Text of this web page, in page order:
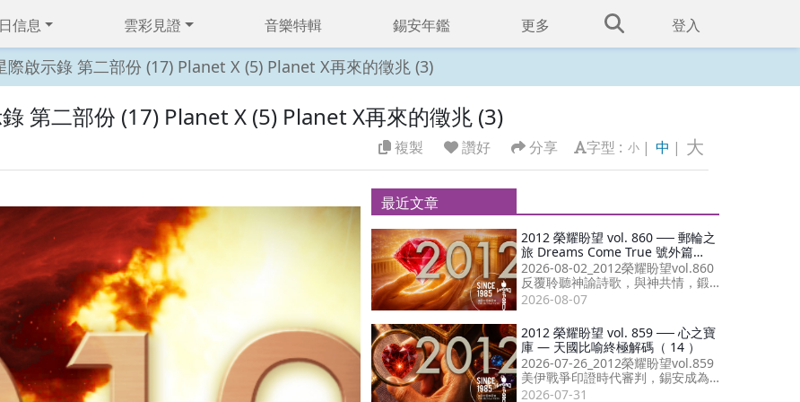
信息 雲彩見證 音樂特輯 錫安年鑑 更多 登入
啟示錄 第二部份 (17) Planet X (5) Planet X再來的徵兆 (3)
第二部份 (17) Planet X (5) Planet X再來的徵兆 (3)
複製 讚好 分享 字型 : 小 | 中 | 大
最近文章
2012 榮耀盼望 vol. 860 ── 郵輪之
旅 Dreams Come True 號外篇
（21）
2026-08-02_2012榮耀盼望vol.860
反覆聆聽神諭詩歌，與神共情，鍛
造出質量為先的信仰生命，與受膏
2026-08-07
2012 榮耀盼望 vol. 859 ── 心之寶
庫 — 天國比喻終極解碼（ 14 ）
2026-07-26_2012榮耀盼望vol.859
美伊戰爭印證時代審判，錫安成為
災難唯一福音；敬拜讚美傳遞神同
2026-07-31